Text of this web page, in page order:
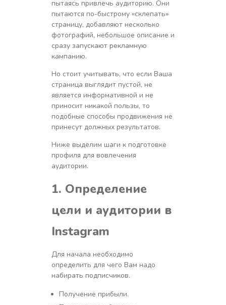
пытаясь привлечь аудиторию. Они
пытаются по-быстрому «склепать»
страницу, добавляют несколько
фотографий, небольшое описание и
сразу запускают рекламную
кампанию.
Но стоит учитывать, что если Ваша
страница выглядит пустой, не
является информативной и не
приносит никакой пользы, то
подобные способы продвижения не
принесут должных результатов.
Ниже выделим шаги к подготовке
профиля для вовлечения
аудитории.
1. Определение
цели и аудитории в
Instagram
Для начала необходимо
определить для чего Вам надо
набирать подписчиков.
Получение прибыли.